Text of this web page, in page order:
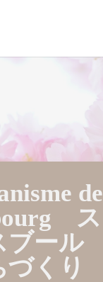
de
ス
ブール
くり